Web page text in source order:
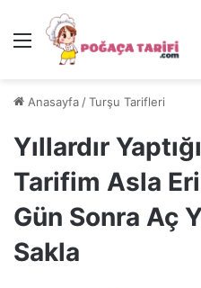
Menü
Anasayfa /Turşu Tarifleri
Yıllardır
Tarifim Asla
Gün Sonra Aç
Sakla